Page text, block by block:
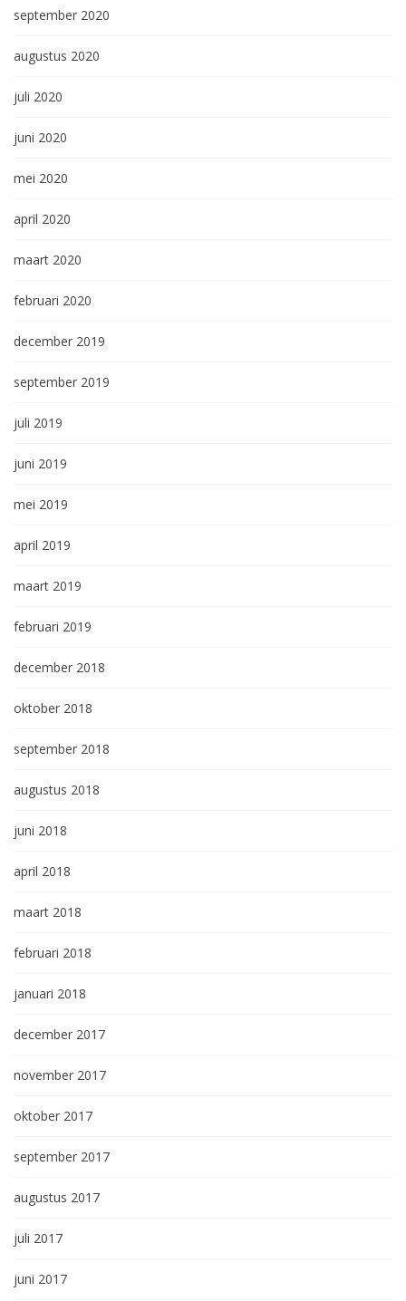
september 2020
augustus 2020
juli 2020
juni 2020
mei 2020
april 2020
maart 2020
februari 2020
december 2019
september 2019
juli 2019
juni 2019
mei 2019
april 2019
maart 2019
februari 2019
december 2018
oktober 2018
september 2018
augustus 2018
juni 2018
april 2018
maart 2018
februari 2018
januari 2018
december 2017
november 2017
oktober 2017
september 2017
augustus 2017
juli 2017
juni 2017